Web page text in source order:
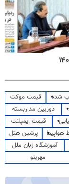
شده
قیمت موکت
دوربین مداربسته
قیمت ایمپلنت
هواپیما
پرشین هتل
آموزشگاه زبان ملل
مهرینو